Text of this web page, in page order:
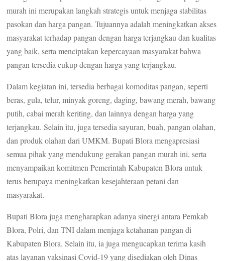
murah ini merupakan langkah strategis untuk menjaga stabilitas
pasokan dan harga pangan. Tujuannya adalah meningkatkan akses
masyarakat terhadap pangan dengan harga terjangkau dan kualitas
yang baik, serta menciptakan kepercayaan masyarakat bahwa
pangan tersedia cukup dengan harga yang terjangkau.
Dalam kegiatan ini, tersedia berbagai komoditas pangan, seperti
beras, gula, telur, minyak goreng, daging, bawang merah, bawang
putih, cabai merah keriting, dan lainnya dengan harga yang
terjangkau. Selain itu, juga tersedia sayuran, buah, pangan olahan,
dan produk olahan dari UMKM. Bupati Blora mengapresiasi
semua pihak yang mendukung gerakan pangan murah ini, serta
menyampaikan komitmen Pemerintah Kabupaten Blora untuk
terus berupaya meningkatkan kesejahteraan petani dan
masyarakat.
Bupati Blora juga mengharapkan adanya sinergi antara Pemkab
Blora, Polri, dan TNI dalam menjaga ketahanan pangan di
Kabupaten Blora. Selain itu, ia juga mengucapkan terima kasih
atas layanan vaksinasi Covid-19 yang disediakan oleh Dinas